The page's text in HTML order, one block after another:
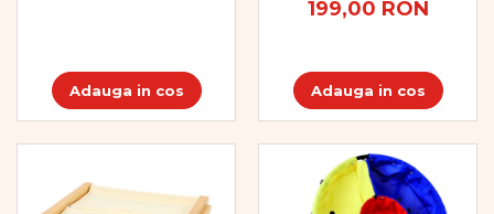
Adauga in cos
199,00 RON
Adauga in cos